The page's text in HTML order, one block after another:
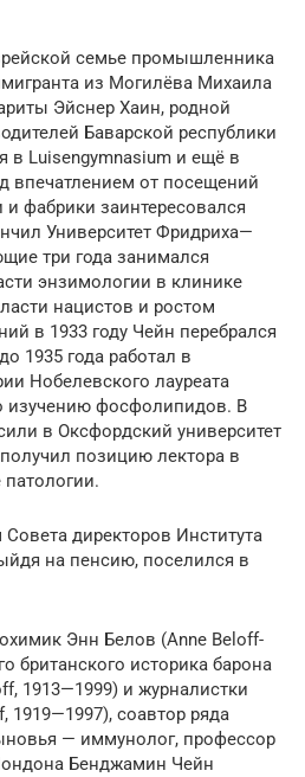
семье промышленника
из Могилёва Михаила
Эйснер Хаин, родной
Баварской республики
в Luisengymnasium и ещё в
впечатлением от посещений
фабрики заинтересовался
Университет Фридриха—
три года занимался
энзимологии в клинике
нацистов и ростом
в 1933 году Чейн перебрался
1935 года работал в
Нобелевского лауреата
изучению фосфолипидов. В
в Оксфордский университет
позицию лектора в
директоров Института
на пенсию, поселился в
Энн Белов (Anne Beloff-
британского историка барона
1913—1999) и журналистки
соавтор ряда
— иммунолог, профессор
Бенджамин Чейн